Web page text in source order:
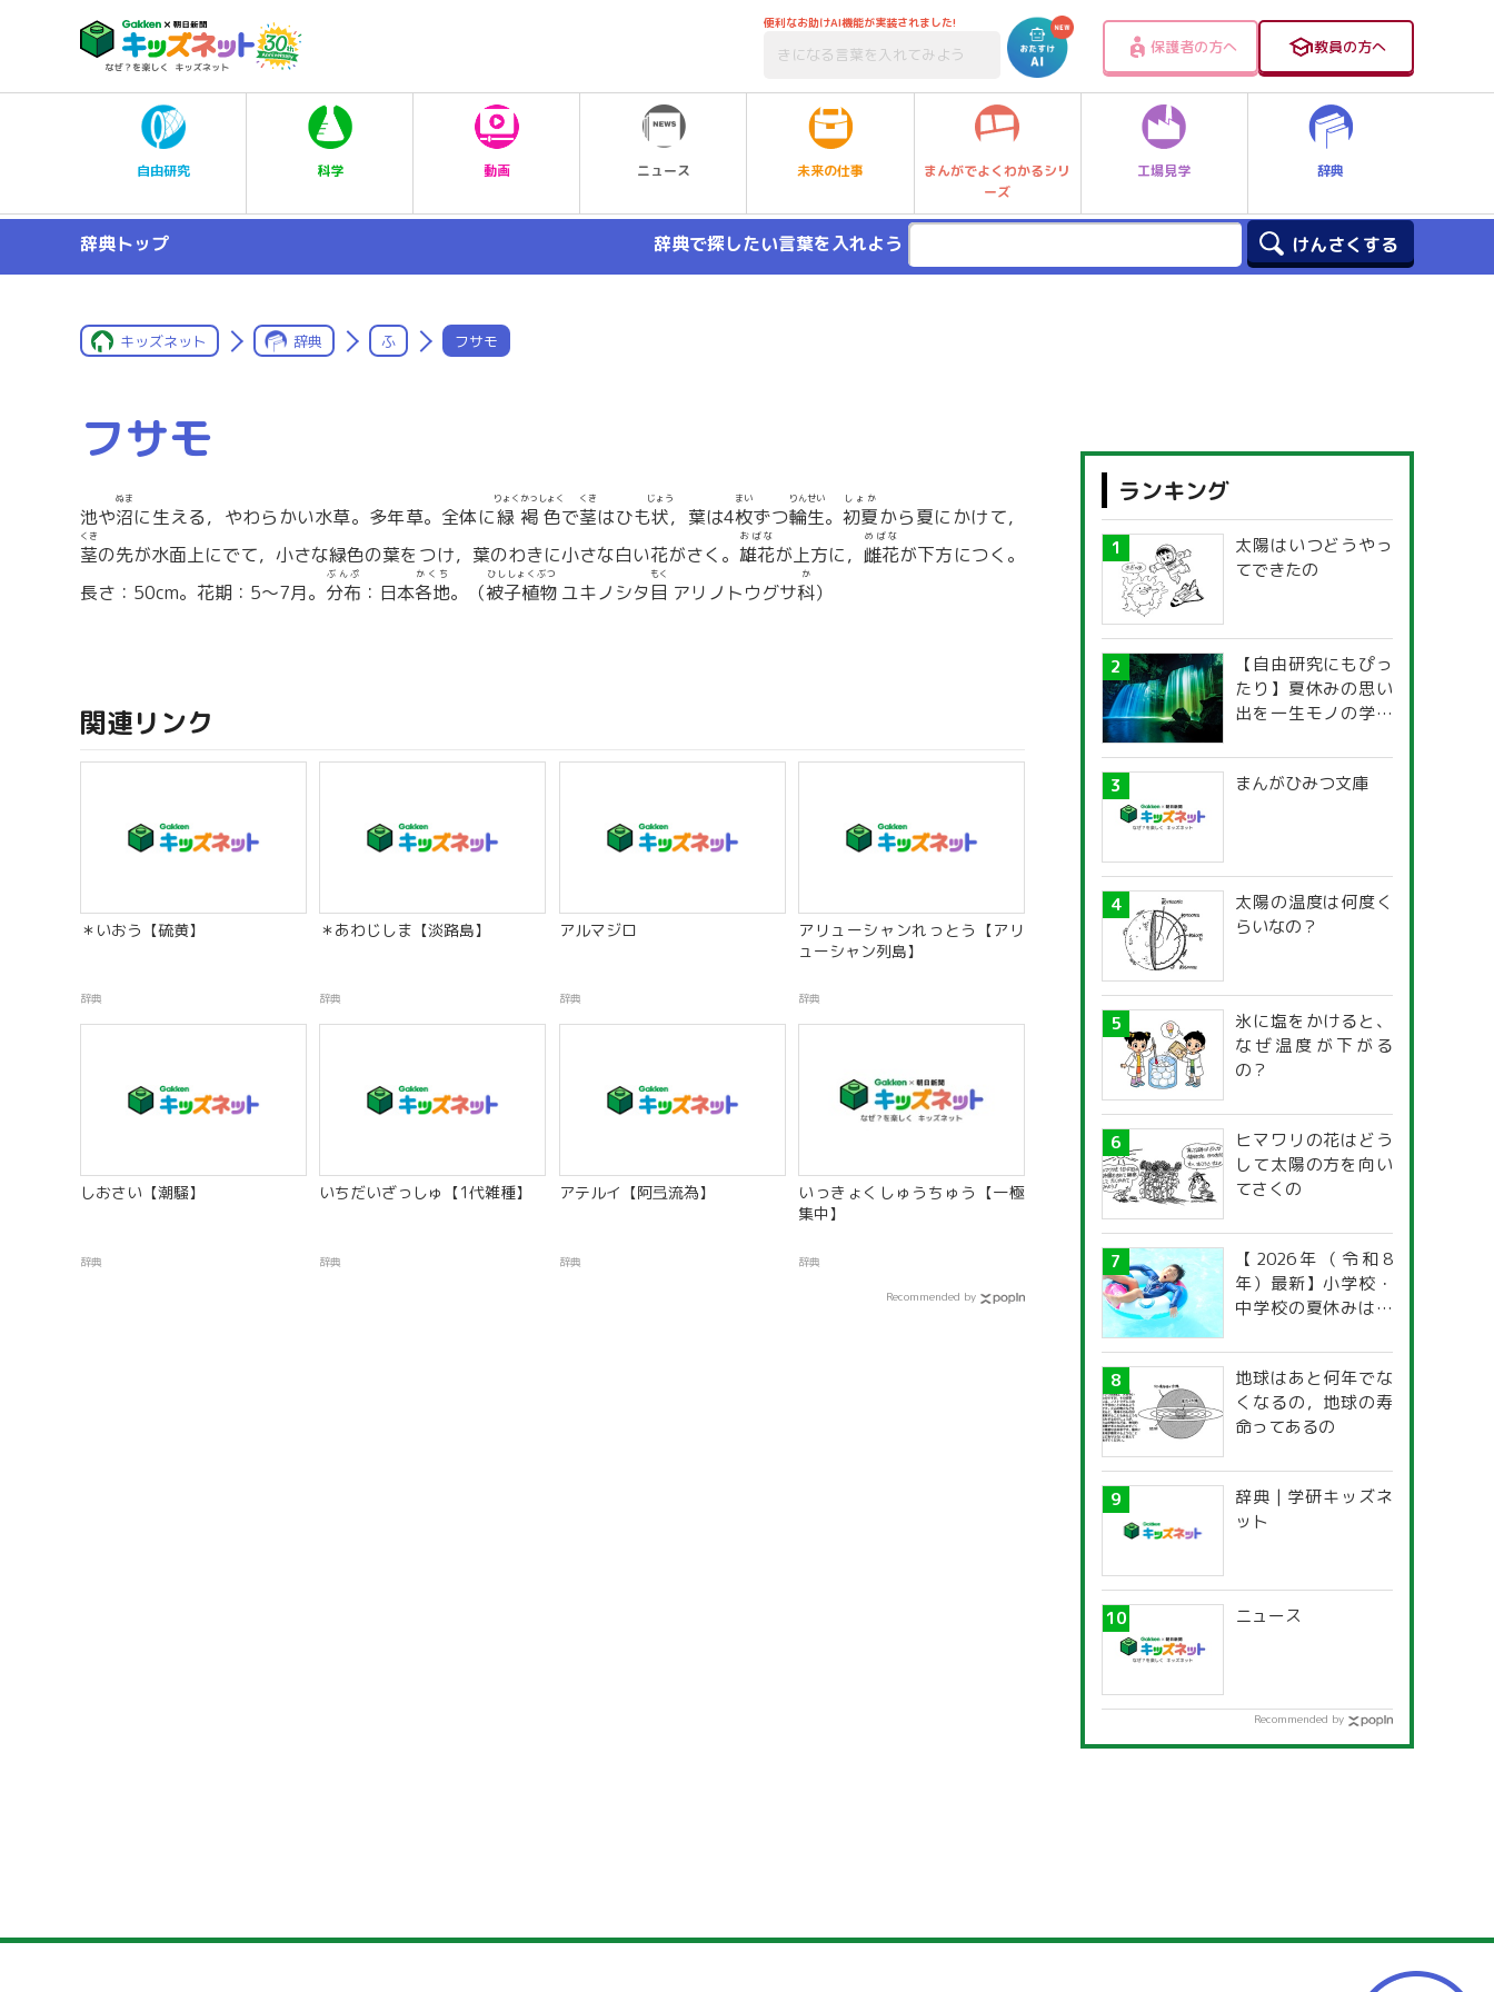
便利なお助けAI機能が実装されました!
保護者の方へ 教員の方へ
自由研究 科学 動画 ニュース 未来の仕事
まんがでよくわかるシリ
ーズ
工場見学 辞典
辞典トップ 辞典で探したい言葉を入れよう
キッズネット 辞典 ふ フサモ
フサモ
池や沼
ぬま
に生える，やわらかい水草。多年草。全体に緑褐色
りょくかっしょく
で茎
くき
はひも状
じょう
，葉は4枚
まい
ずつ輪生
りんせい
。 初夏
しょか
から夏にかけて，
茎
くき
の先が水面上にでて，小さな緑色の葉をつけ，葉のわきに小さな白い花がさく。 雄花
おばな
が上方に， 雌花
めばな
が下方につく。
長さ：50cm。花期：5〜7月。 分布
ぶんぷ
：日本各地
かくち
。（被子植物
ひししょくぶつ
ユキノシタ目
もく
アリノトウグサ科
か
）
関連リンク
＊いおう【硫黄】
辞典
＊あわじしま【淡路島】
辞典
アルマジロ
辞典
アリューシャンれっとう【アリ
ューシャン列島】
辞典
しおさい【潮騒】
辞典
いちだいざっしゅ【1代雑種】
辞典
アテルイ【阿弖流為】
辞典
いっきょくしゅうちゅう【一極
集中】
辞典
Recommended by
ランキング
太陽はいつどうやっ
てできたの
【自由研究にもぴっ
たり】夏休みの思い
出を一生モノの学び
探究ガイド
まんがひみつ文庫
太陽の温度は何度く
らいなの？
氷に塩をかけると、
なぜ温度が下がる
の？
ヒマワリの花はどう
して太陽の方を向い
てさくの
【2026年（令和8
年）最新】小学校・
中学校の夏休みはい
道府県別「夏季休暇
一覧」
地球はあと何年でな
くなるの，地球の寿
命ってあるの
辞典 | 学研キッズネ
ット
ニュース
Recommended by